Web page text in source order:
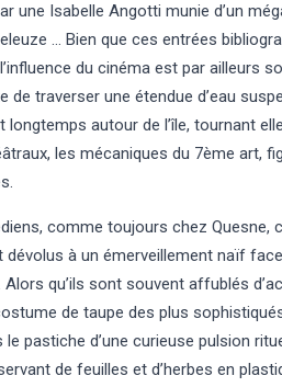
une Isabelle Angotti munie d’un
… Bien que ces entrées
l’influence du cinéma est par ailleurs
de traverser une étendue d’eau
longtemps autour de l’île, tournant
les mécaniques du 7ème art,
comme toujours chez Quesne,
dévolus à un émerveillement naïf
Alors qu’ils sont souvent affublés
de taupe des plus
le pastiche d’une curieuse pulsion
de feuilles et d’herbes en